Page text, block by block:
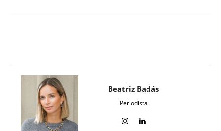
Beatriz Badás
Periodista